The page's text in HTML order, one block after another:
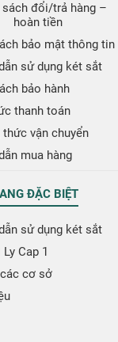
sách đổi/trả hàng –
hoàn tiền
bảo mật thông tin
sử dụng két sắt
bảo hành
thanh toán
thức vận chuyển
mua hàng
ĐẶC BIỆT
sử dụng két sắt
Cap 1
cơ sở